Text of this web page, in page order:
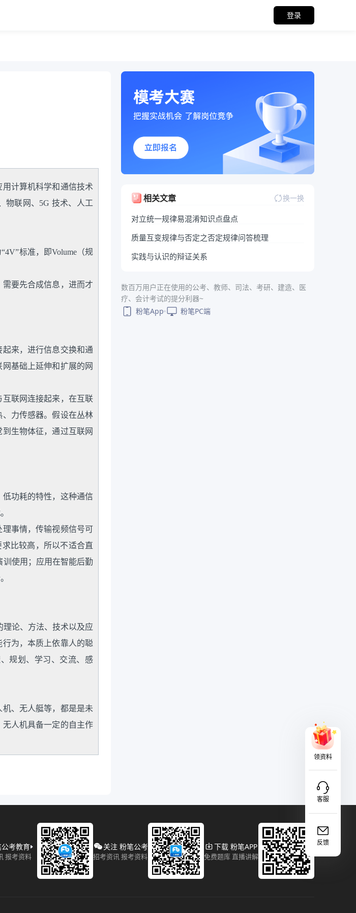
登录
计算机科学和通信技术
物联网、5G 技术、人工
标准，即Volume（规
要先合成信息，进而才
来，进行信息交换和通
基础上延伸和扩展的网
联网连接起来，在互联
力传感器。假设在丛林
生物体征，通过互联网
功耗的特性，这种通信
事情，传输视频信号可
比较高，所以不适合直
训使用；应用在智能后勤
论、方法、技术以及应
为，本质上依靠人的聪
规划、学习、交流、感
、无人艇等，都是是未
人机具备一定的自主作
相关备考资料
相关文章 换一换
对立统一规律易混淆知识点盘点
质量互变规律与否定之否定规律问答梳理
实践与认识的辩证关系
数百万用户正在使用的公考、教师、司法、考研、建造、医
疗、会计考试的提分利器~
粉笔App
粉笔PC端
领资料
客服
反馈
考教育
报考资料
关注 粉笔公考
招考资讯 报考资料
下载 粉笔APP
免费题库 直播讲解